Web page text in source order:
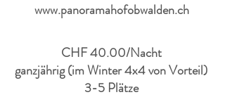
www.panoramahofobwalden.ch
CHF 40.00/Nacht
ganzjährig (im Winter 4x4 von Vorteil)
3-5 Plätze